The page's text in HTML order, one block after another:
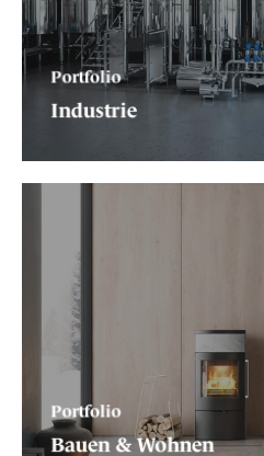
Portfolio
Industrie
Portfolio
Bauen & Wohnen